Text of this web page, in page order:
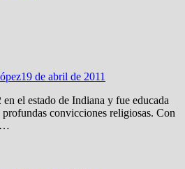
19 de abril de 2011
el estado de Indiana y fue educada
convicciones religiosas. Con
…